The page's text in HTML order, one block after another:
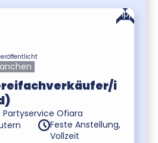
i
Ofiara
Feste Anstellung,
Vollzeit
Tipp